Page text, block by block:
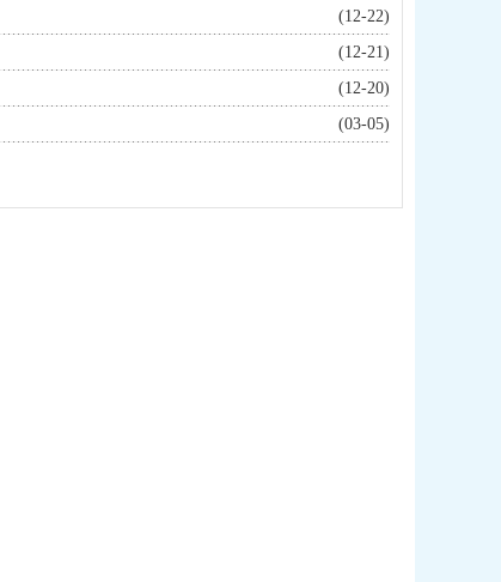
(12-22)
(12-21)
(12-20)
(03-05)